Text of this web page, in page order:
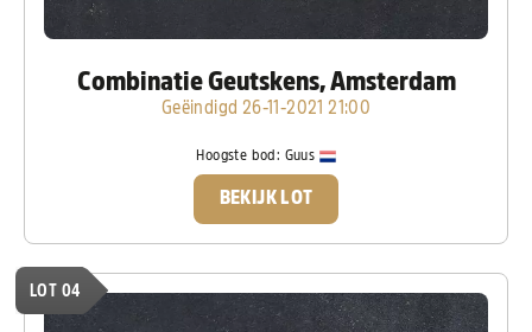
Combinatie Geutskens, Amsterdam
Geëindigd 26-11-2021 21:00
Hoogste bod: Guus
BEKIJK LOT
LOT 04